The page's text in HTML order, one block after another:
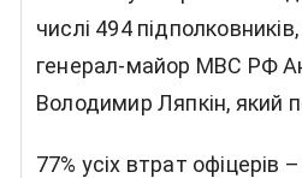
числі 494
генерал-майор МВС РФ
Володимир Ляпкін, який
77% усіх втрат